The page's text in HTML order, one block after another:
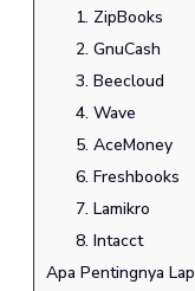
1. ZipBooks
2. GnuCash
3. Beecloud
4. Wave
5. AceMoney
6. Freshbooks
7. Lamikro
8. Intacct
Apa Pentingnya